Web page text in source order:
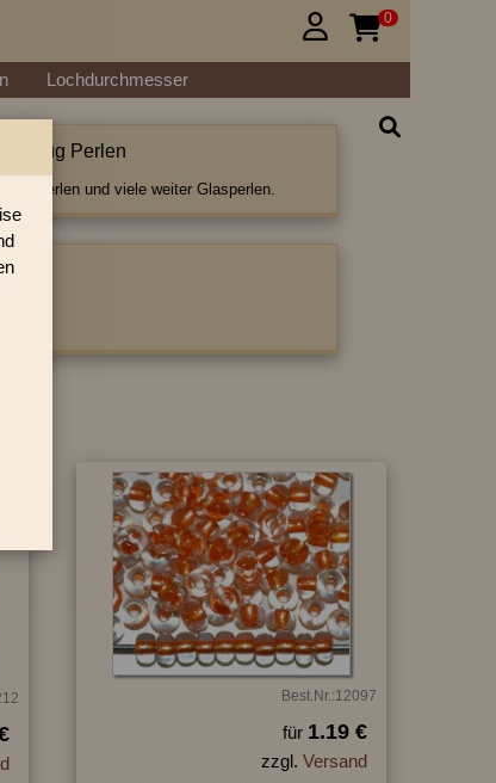
 0
Lochdurchmesser
Perlen
Perlen und viele weiter Glasperlen.
Best.Nr.:12097
für 1.19 €
zzgl. Versand